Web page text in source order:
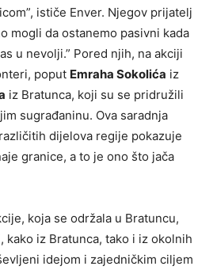
ističe Enver. Njegov prijatelj
mogli da ostanemo pasivni kada
u nevolji.” Pored njih, na akciji
poput Emraha Sokolića iz
iz Bratunca, koji su se pridružili
sugrađaninu. Ova saradnja
dijelova regije pokazuje
granice, a to je ono što jača
koja se održala u Bratuncu,
kako iz Bratunca, tako i iz okolnih
idejom i zajedničkim ciljem